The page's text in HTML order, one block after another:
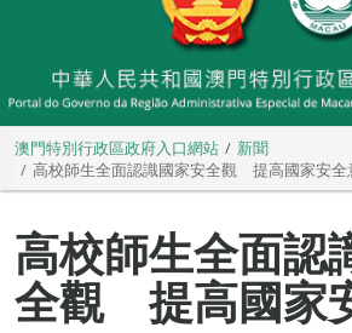
澳門特別行政區政府入口網站
新聞
高校師生全面認識國家安全觀 提高國家安全
高校師生全面認
全觀 提高國家